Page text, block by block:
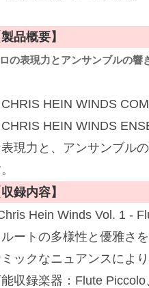
品概要】
の表現力とアンサンブルの響
HEIN WINDS
HEIN WINDS
現力と、アンサンブル
録内容】
Hein Winds Vol. 1 -
ートの多様性と優雅さ
ックなニュアンスによ
収録楽器：Flute